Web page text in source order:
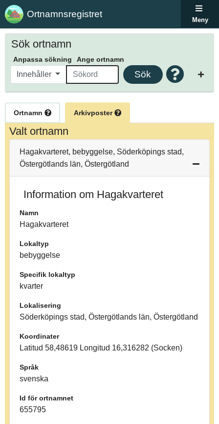
Ortnamnsregistret
Meny
Sök ortnamn
Anpassa sökning Ange ortnamn
Innehåller Sök
Ortnamn Arkivposter
Valt ortnamn
Hagakvarteret, bebyggelse, Söderköpings stad,
Östergötlands län, Östergötland
Information om Hagakvarteret
Namn
Hagakvarteret
Lokaltyp
bebyggelse
Specifik lokaltyp
kvarter
Lokalisering
Söderköpings stad, Östergötlands län, Östergötland
Koordinater
Latitud 58,48619 Longitud 16,316282 (Socken)
Språk
svenska
Id för ortnamnet
655795